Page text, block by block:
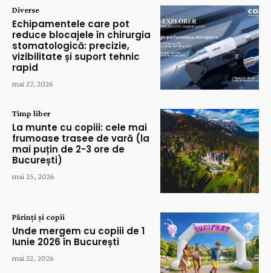
Diverse
Echipamentele care pot
reduce blocajele în chirurgia
stomatologică: precizie,
vizibilitate și suport tehnic
rapid
mai 27, 2026
Timp liber
La munte cu copiii: cele mai
frumoase trasee de vară (la
mai puțin de 2-3 ore de
București)
mai 25, 2026
Părinți și copii
Unde mergem cu copiii de 1
Iunie 2026 în București
mai 22, 2026